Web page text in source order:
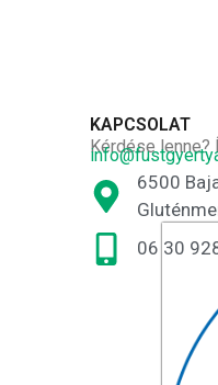
KAPCSOLAT
Kérdése lenne?
6500
06 30